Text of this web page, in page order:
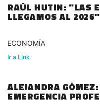
RAÚL HUTIN: "LAS
LLEGAMOS AL 2026"
ECONOMÍA
Ir a Link
ALEJANDRA
EMERGENCIA